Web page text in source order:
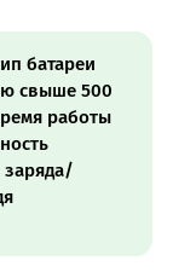
батареи
свыше 500
работы
заряда/